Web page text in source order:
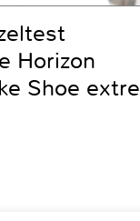
Horizon
Shoe